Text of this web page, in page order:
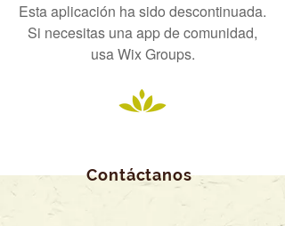
Esta aplicación ha sido descontinuada.
Si necesitas una app de comunidad,
usa Wix Groups.
Contáctanos